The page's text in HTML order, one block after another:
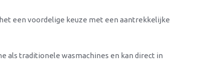
een voordelige keuze met een aantrekkelijke
als traditionele wasmachines en kan direct in